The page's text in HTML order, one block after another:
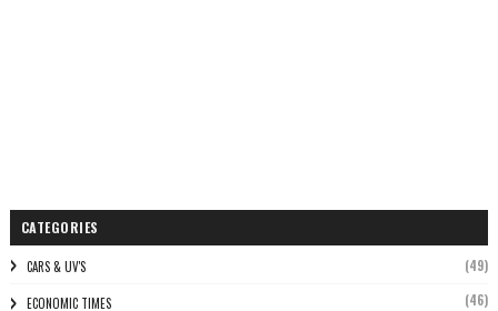
CATEGORIES
CARS & UV'S (49)
ECONOMIC TIMES (46)